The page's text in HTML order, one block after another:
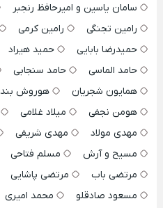
سامان یاسین و امیرحافظ رنجبر
رامین تجنگی
رامین کرمی
حمیدرضا بابایی
حمید هیراد
حامد الماسی
حامد سنجابی
همایون شجریان
هوروش بند
هومن نجفی
میلاد غلامی
مهدی مولاد
مهدی شریفی
مسیح و آرش
مسلم فتاحی
مرتضی باب
مرتضی پاشایی
مسعود صادقلو
محمد امیری